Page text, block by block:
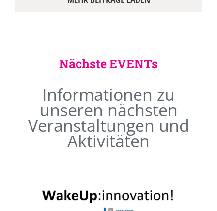
Nächste EVENTs
Informationen zu
unseren nächsten
Veranstaltungen und
Aktivitäten